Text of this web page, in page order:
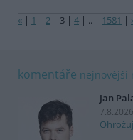
« | 1 | 2 | 3 | 4 | .. | 1581 |
komentáře nejnovější
Jan
7.8.2026